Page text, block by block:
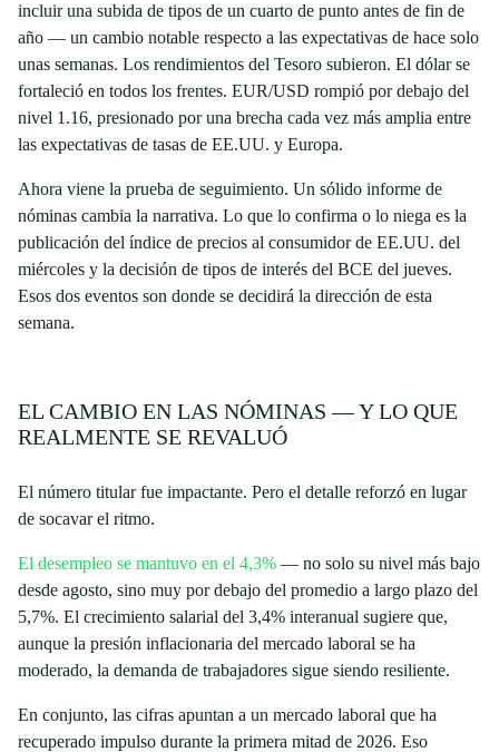
incluir una subida de tipos de un cuarto de punto antes de fin de
año — un cambio notable respecto a las expectativas de hace solo
unas semanas. Los rendimientos del Tesoro subieron. El dólar se
fortaleció en todos los frentes. EUR/USD rompió por debajo del
nivel 1.16, presionado por una brecha cada vez más amplia entre
las expectativas de tasas de EE.UU. y Europa.
Ahora viene la prueba de seguimiento. Un sólido informe de
nóminas cambia la narrativa. Lo que lo confirma o lo niega es la
publicación del índice de precios al consumidor de EE.UU. del
miércoles y la decisión de tipos de interés del BCE del jueves.
Esos dos eventos son donde se decidirá la dirección de esta
semana.
EL CAMBIO EN LAS NÓMINAS — Y LO QUE
REALMENTE SE REVALUÓ
El número titular fue impactante. Pero el detalle reforzó en lugar
de socavar el ritmo.
El desempleo se mantuvo en el 4,3% — no solo su nivel más bajo
desde agosto, sino muy por debajo del promedio a largo plazo del
5,7%. El crecimiento salarial del 3,4% interanual sugiere que,
aunque la presión inflacionaria del mercado laboral se ha
moderado, la demanda de trabajadores sigue siendo resiliente.
En conjunto, las cifras apuntan a un mercado laboral que ha
recuperado impulso durante la primera mitad de 2026. Eso